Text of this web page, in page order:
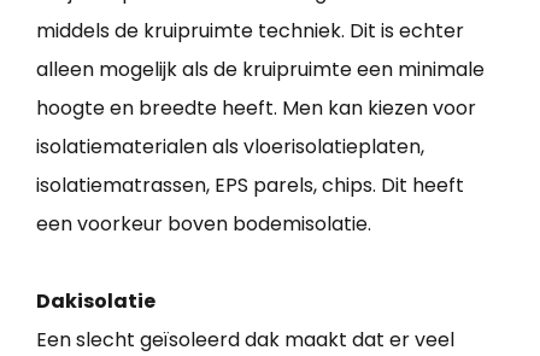
middels de kruipruimte techniek. Dit is echter
alleen mogelijk als de kruipruimte een minimale
hoogte en breedte heeft. Men kan kiezen voor
isolatiematerialen als vloerisolatieplaten,
isolatiematrassen, EPS parels, chips. Dit heeft
een voorkeur boven bodemisolatie.
Dakisolatie
Een slecht geïsoleerd dak maakt dat er veel